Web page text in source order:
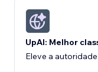
UpAI: Melhor
Eleve a